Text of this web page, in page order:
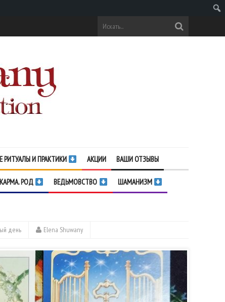
РИТУАЛЫ И ПРАКТИКИ АКЦИИ ВАШИ ОТЗЫВЫ
РОД ВЕДЬМОВСТВО ШАМАНИЗМ
день Elena Shuwany